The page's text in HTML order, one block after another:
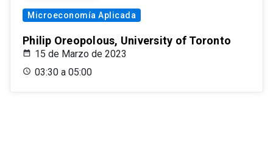
Microeconomía Aplicada
Philip Oreopolous, University of Toronto
15 de Marzo de 2023
03:30 a 05:00